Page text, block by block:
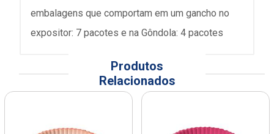
embalagens que comportam em um gancho no
expositor: 7 pacotes e na Gôndola: 4 pacotes
Produtos
Relacionados